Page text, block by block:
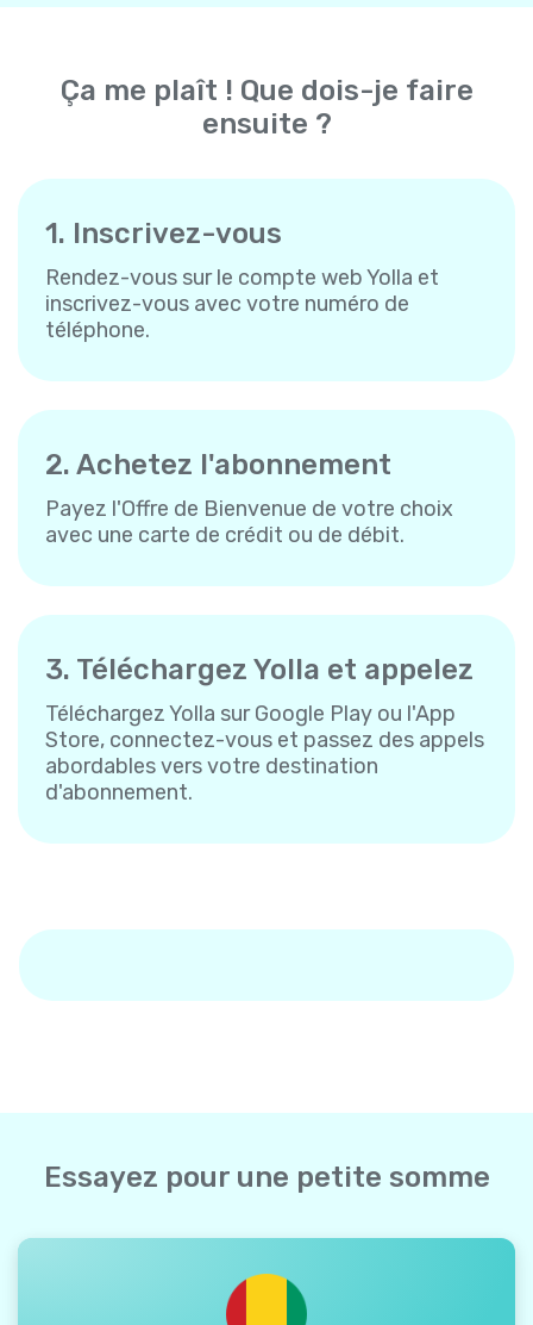
Ça me plaît ! Que dois-je faire
ensuite ?
1. Inscrivez-vous
Rendez-vous sur le compte web Yolla et
inscrivez-vous avec votre numéro de
téléphone.
2. Achetez l'abonnement
Payez l'Offre de Bienvenue de votre choix
avec une carte de crédit ou de débit.
3. Téléchargez Yolla et appelez
Téléchargez Yolla sur Google Play ou l'App
Store, connectez-vous et passez des appels
abordables vers votre destination
d'abonnement.
Essayez pour une petite somme